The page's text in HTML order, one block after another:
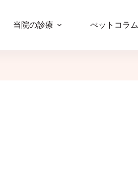
当院の診療 ぺットコラム